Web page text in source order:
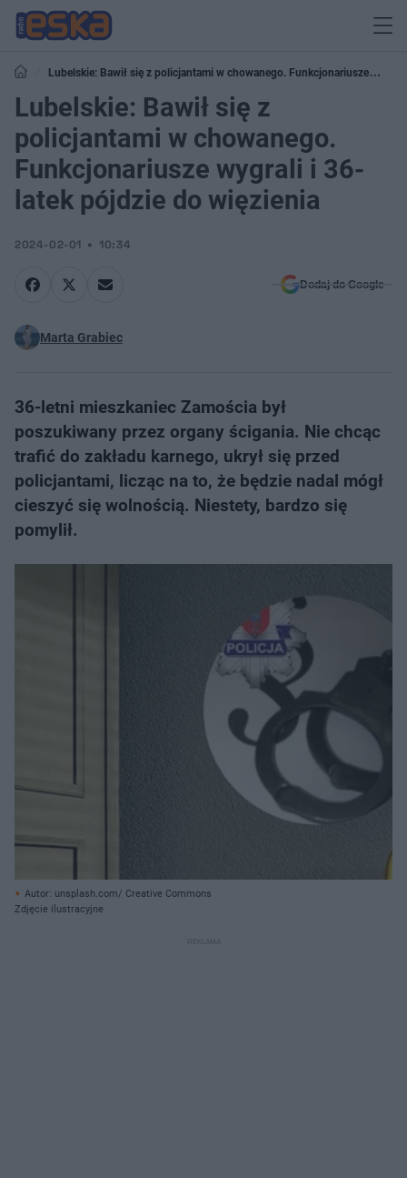
Lubelskie: Bawił się z policjantami w chowanego. Funkcjonariusze
wygrali i 36-latek pójdzie do więzienia
Lubelskie: Bawił się z
policjantami w chowanego.
Funkcjonariusze wygrali i 36-
latek pójdzie do więzienia
2024-02-01 10:34
Dodaj do Google
Marta Grabiec
36-letni mieszkaniec Zamościa był
poszukiwany przez organy ścigania. Nie chcąc
trafić do zakładu karnego, ukrył się przed
policjantami, licząc na to, że będzie nadal mógł
cieszyć się wolnością. Niestety, bardzo się
pomylił.
Autor: unsplash.com/ Creative Commons
Zdjęcie ilustracyjne